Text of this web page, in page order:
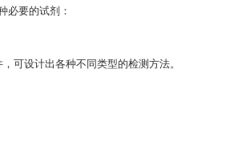
必要的试剂：
可设计出各种不同类型的检测方法。